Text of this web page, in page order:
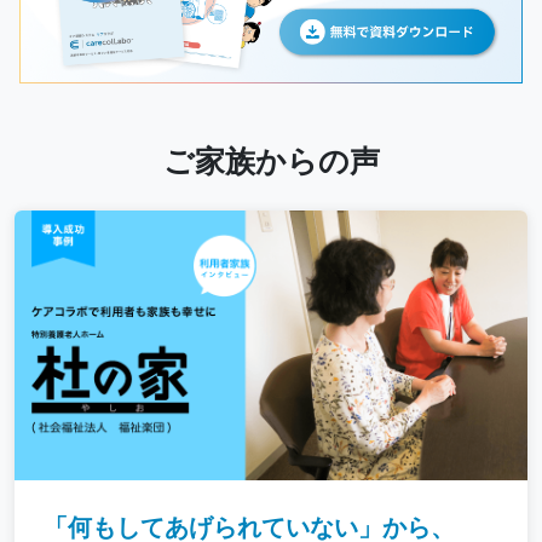
ご家族からの声
「何もしてあげられていない」から、